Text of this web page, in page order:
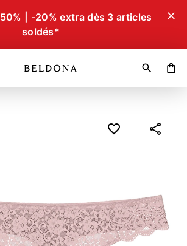
| -20% extra dès 3 articles
soldés*
close
search shopping_bag